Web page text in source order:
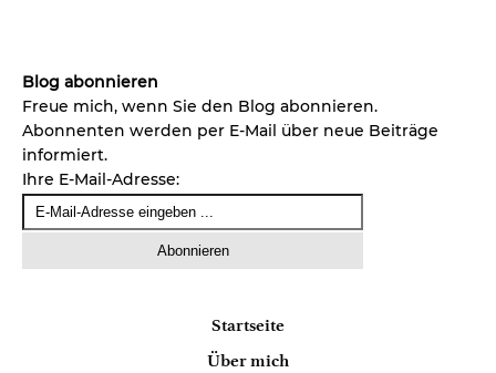
Blog abonnieren
Freue mich, wenn Sie den Blog abonnieren.
Abonnenten werden per E-Mail über neue Beiträge
informiert.
Ihre E-Mail-Adresse:
Startseite
Über mich